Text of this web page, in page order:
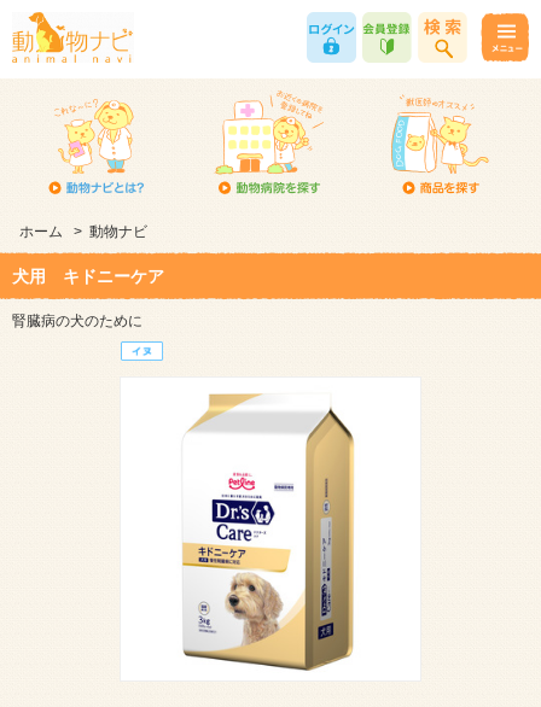
ホーム > 動物ナビ
犬用 キドニーケア
腎臓病の犬のために